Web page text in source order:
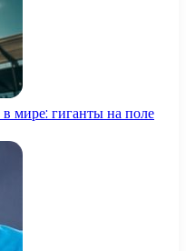
мире: гиганты на поле